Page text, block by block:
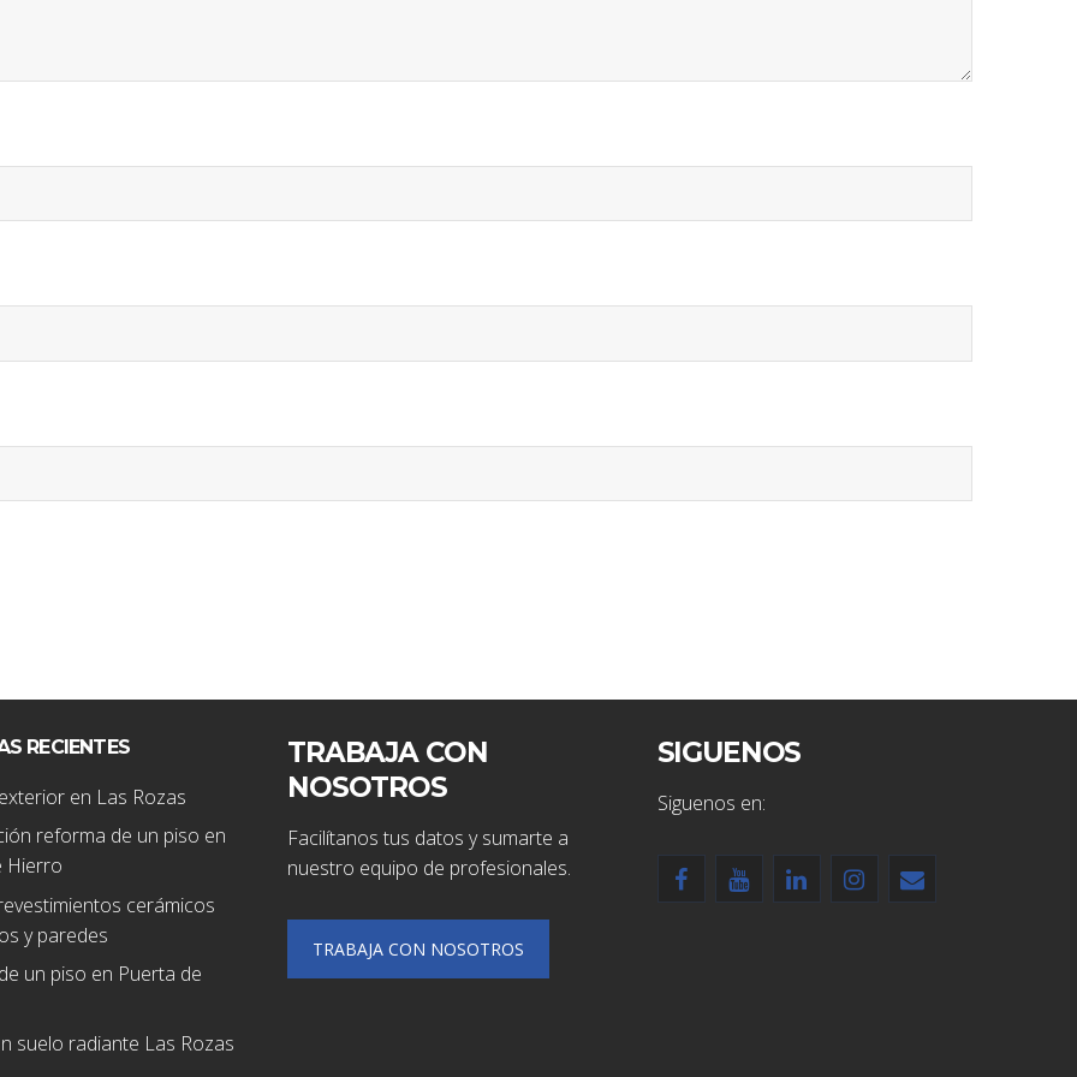
RECIENTES
en Las Rozas
reforma de un piso en
Hierro
cerámicos
y paredes
un piso en Puerta de
suelo radiante Las Rozas
TRABAJA CON
NOSOTROS
Facilítanos tus datos y sumarte a
nuestro equipo de profesionales.
TRABAJA CON NOSOTROS
SIGUENOS
Siguenos en: